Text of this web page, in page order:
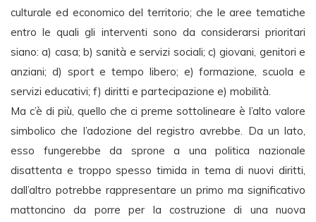
culturale ed economico del territorio; che le aree tematiche
entro le quali gli interventi sono da considerarsi prioritari
siano: a) casa; b) sanità e servizi sociali; c) giovani, genitori e
anziani; d) sport e tempo libero; e) formazione, scuola e
servizi educativi; f) diritti e partecipazione e) mobilità.
Ma c’è di più, quello che ci preme sottolineare è l’alto valore
simbolico che l’adozione del registro avrebbe. Da un lato,
esso fungerebbe da sprone a una politica nazionale
disattenta e troppo spesso timida in tema di nuovi diritti,
dall’altro potrebbe rappresentare un primo ma significativo
mattoncino da porre per la costruzione di una nuova